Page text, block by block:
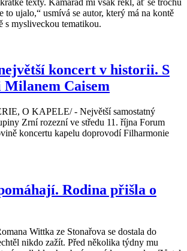
texty. Kamarád mi však řekl, ať se trochu
to ujalo,“ usmívá se autor, který má na kontě
s mysliveckou tematikou.
koncert v historii. S
Milanem Caisem
O KAPELE/ - Největší samostatný
Zrní rozezní ve středu 11. října Forum
koncertu kapelu doprovodí Filharmonie
Rodina přišla o
Wittka ze Stonařova se dostala do
nikdo zažít. Před několika týdny mu